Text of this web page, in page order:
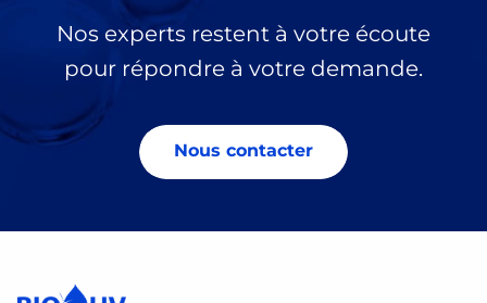
Nos experts restent à votre écoute
pour répondre à votre demande.
Nous contacter